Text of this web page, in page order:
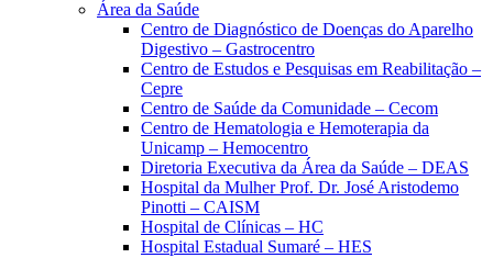
Área da Saúde
Centro de Diagnóstico de Doenças do Aparelho
Digestivo – Gastrocentro
Centro de Estudos e Pesquisas em Reabilitação –
Cepre
Centro de Saúde da Comunidade – Cecom
Centro de Hematologia e Hemoterapia da
Unicamp – Hemocentro
Diretoria Executiva da Área da Saúde – DEAS
Hospital da Mulher Prof. Dr. José Aristodemo
Pinotti – CAISM
Hospital de Clínicas – HC
Hospital Estadual Sumaré – HES